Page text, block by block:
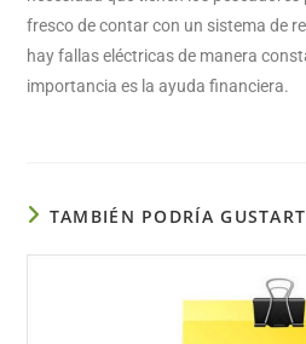
fresco de contar con un sistema de
hay fallas eléctricas de manera
importancia es la ayuda financiera.
TAMBIÉN PODRÍA